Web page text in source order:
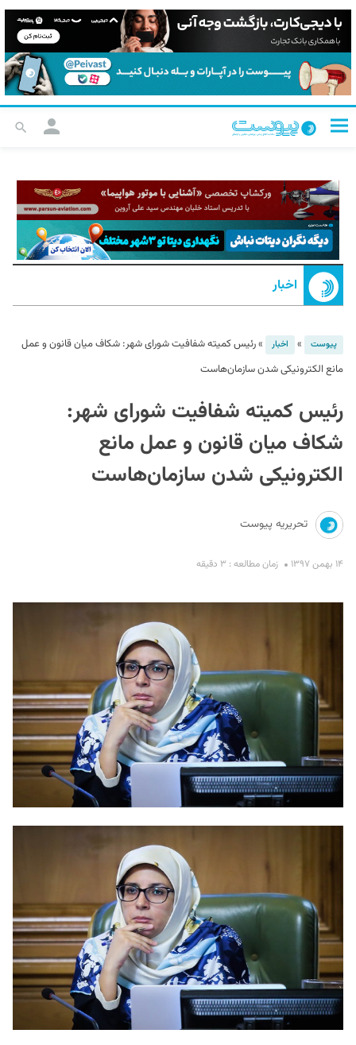
اخبار
پیوست » اخبار »رئیس کمیته شفافیت شورای شهر: شکاف میان قانون و عمل
مانع الکترونیکی شدن سازمان‌هاست
رئیس کمیته شفافیت شورای شهر:
شکاف میان قانون و عمل مانع
الکترونیکی شدن سازمان‌هاست
تحریریه پیوست
۱۴ بهمن ۱۳۹۷ زمان مطالعه : ۳ دقیقه